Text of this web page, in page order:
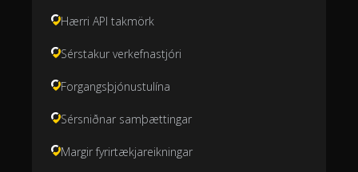
Hærri API takmörk
Sérstakur verkefnastjóri
Forgangsþjónustulína
Sérsniðnar samþættingar
Margir fyrirtækjareikningar